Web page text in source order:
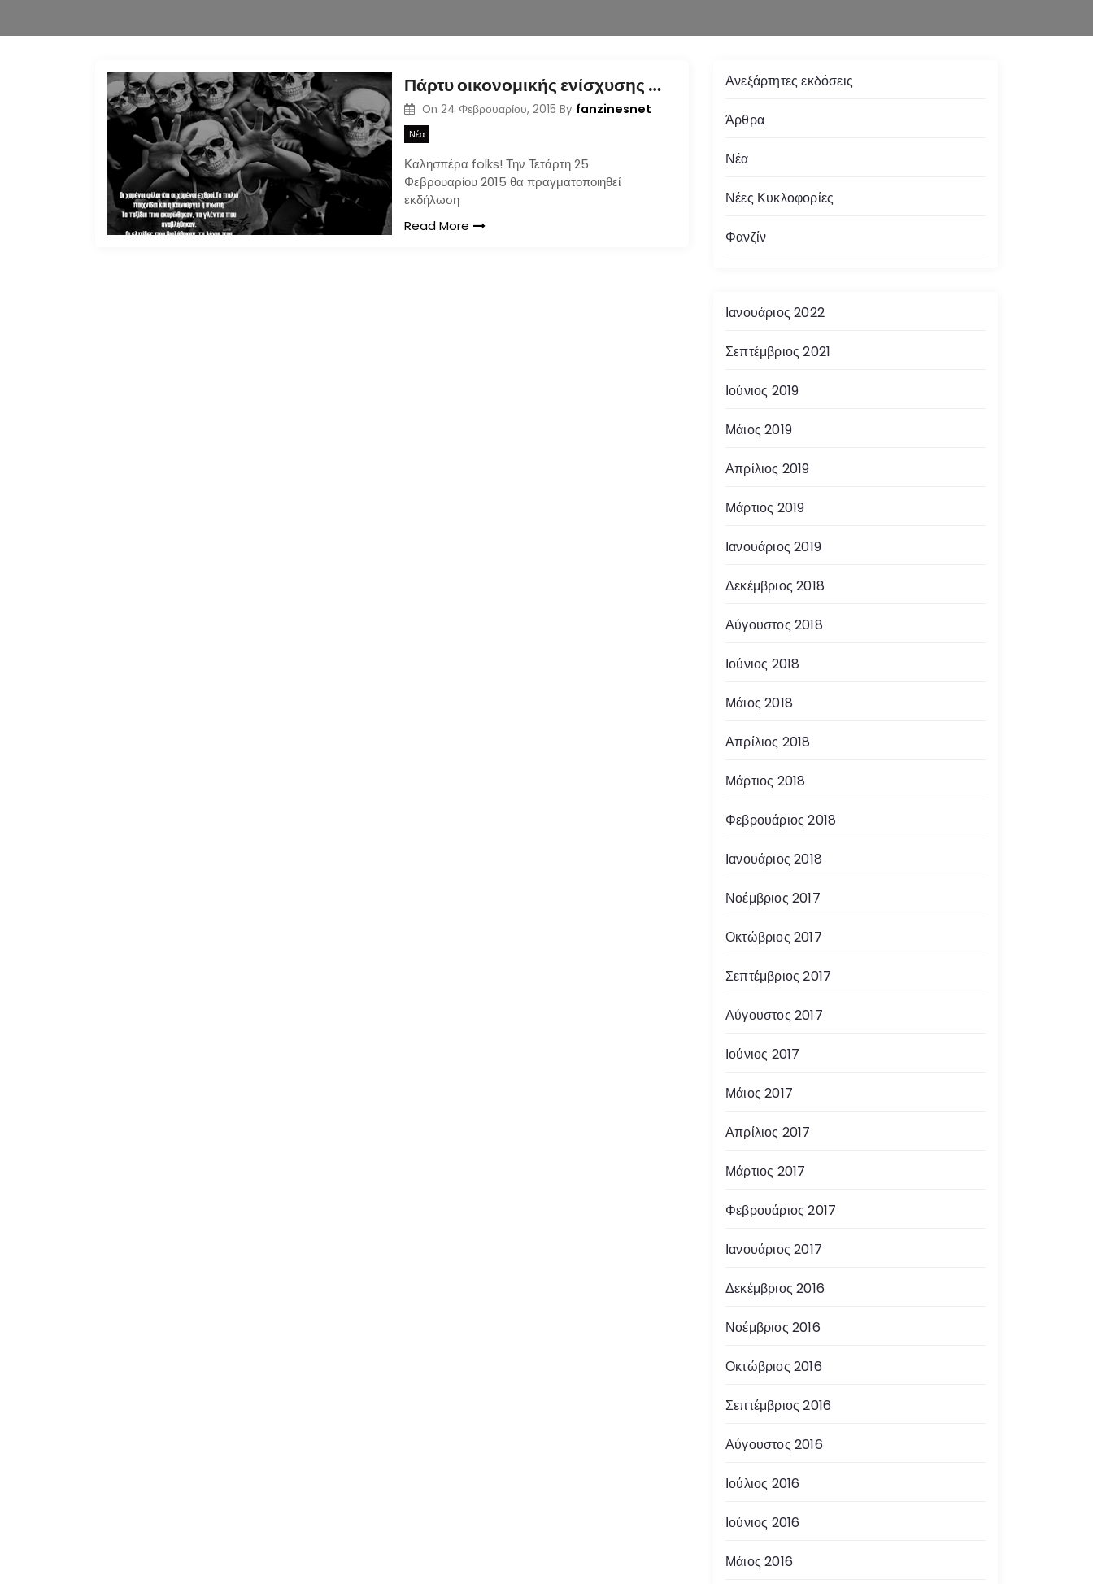
Πάρτυ οικονομικής ενίσχυσης εντύπου Ταξίδι στο Χωροχρόνο [25/5@Teddy Boy]
On 24 Φεβρουαρίου, 2015 By fanzinesnet
Νέα
Καλησπέρα folks! Την Τετάρτη 25
Φεβρουαρίου 2015 θα πραγματοποιηθεί
εκδήλωση
Read More
Ανεξάρτητες εκδόσεις
Άρθρα
Νέα
Νέες Κυκλοφορίες
Φανζίν
Ιανουάριος 2022
Σεπτέμβριος 2021
Ιούνιος 2019
Μάιος 2019
Απρίλιος 2019
Μάρτιος 2019
Ιανουάριος 2019
Δεκέμβριος 2018
Αύγουστος 2018
Ιούνιος 2018
Μάιος 2018
Απρίλιος 2018
Μάρτιος 2018
Φεβρουάριος 2018
Ιανουάριος 2018
Νοέμβριος 2017
Οκτώβριος 2017
Σεπτέμβριος 2017
Αύγουστος 2017
Ιούνιος 2017
Μάιος 2017
Απρίλιος 2017
Μάρτιος 2017
Φεβρουάριος 2017
Ιανουάριος 2017
Δεκέμβριος 2016
Νοέμβριος 2016
Οκτώβριος 2016
Σεπτέμβριος 2016
Αύγουστος 2016
Ιούλιος 2016
Ιούνιος 2016
Μάιος 2016